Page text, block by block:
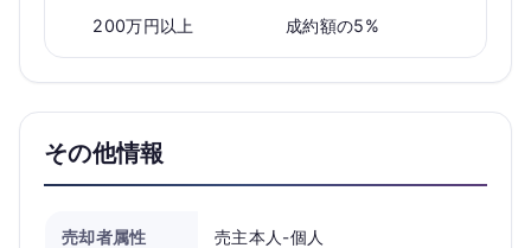
200万円以上 成約額の5%
その他情報
売却者属性 売主本人-個人